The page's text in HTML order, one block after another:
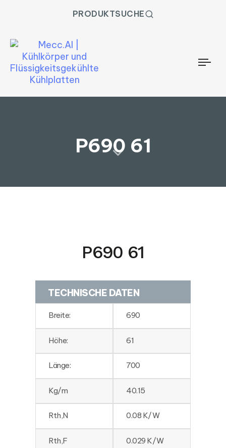
PRODUKTSUCHE
P690 61
P690 61
TECHNISCHE DATEN
Breite: 690
Höhe: 61
Länge: 700
Kg/m 40.15
Rth,N 0.08 K/W
Rth,F 0.029 K/W